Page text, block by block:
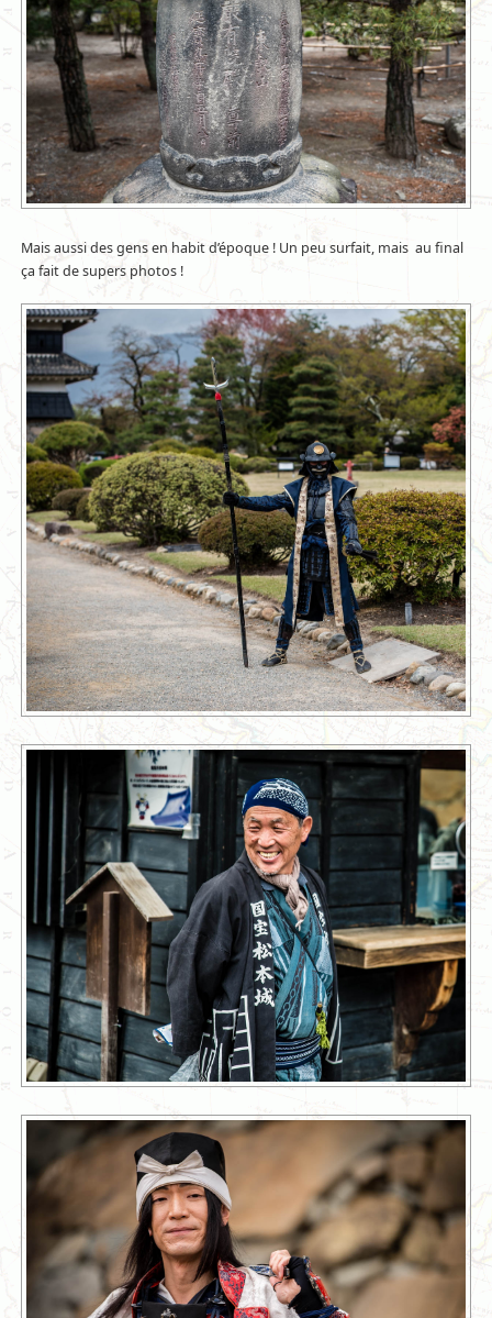
Mais aussi des gens en habit d’époque ! Un peu surfait, mais au final
ça fait de supers photos !